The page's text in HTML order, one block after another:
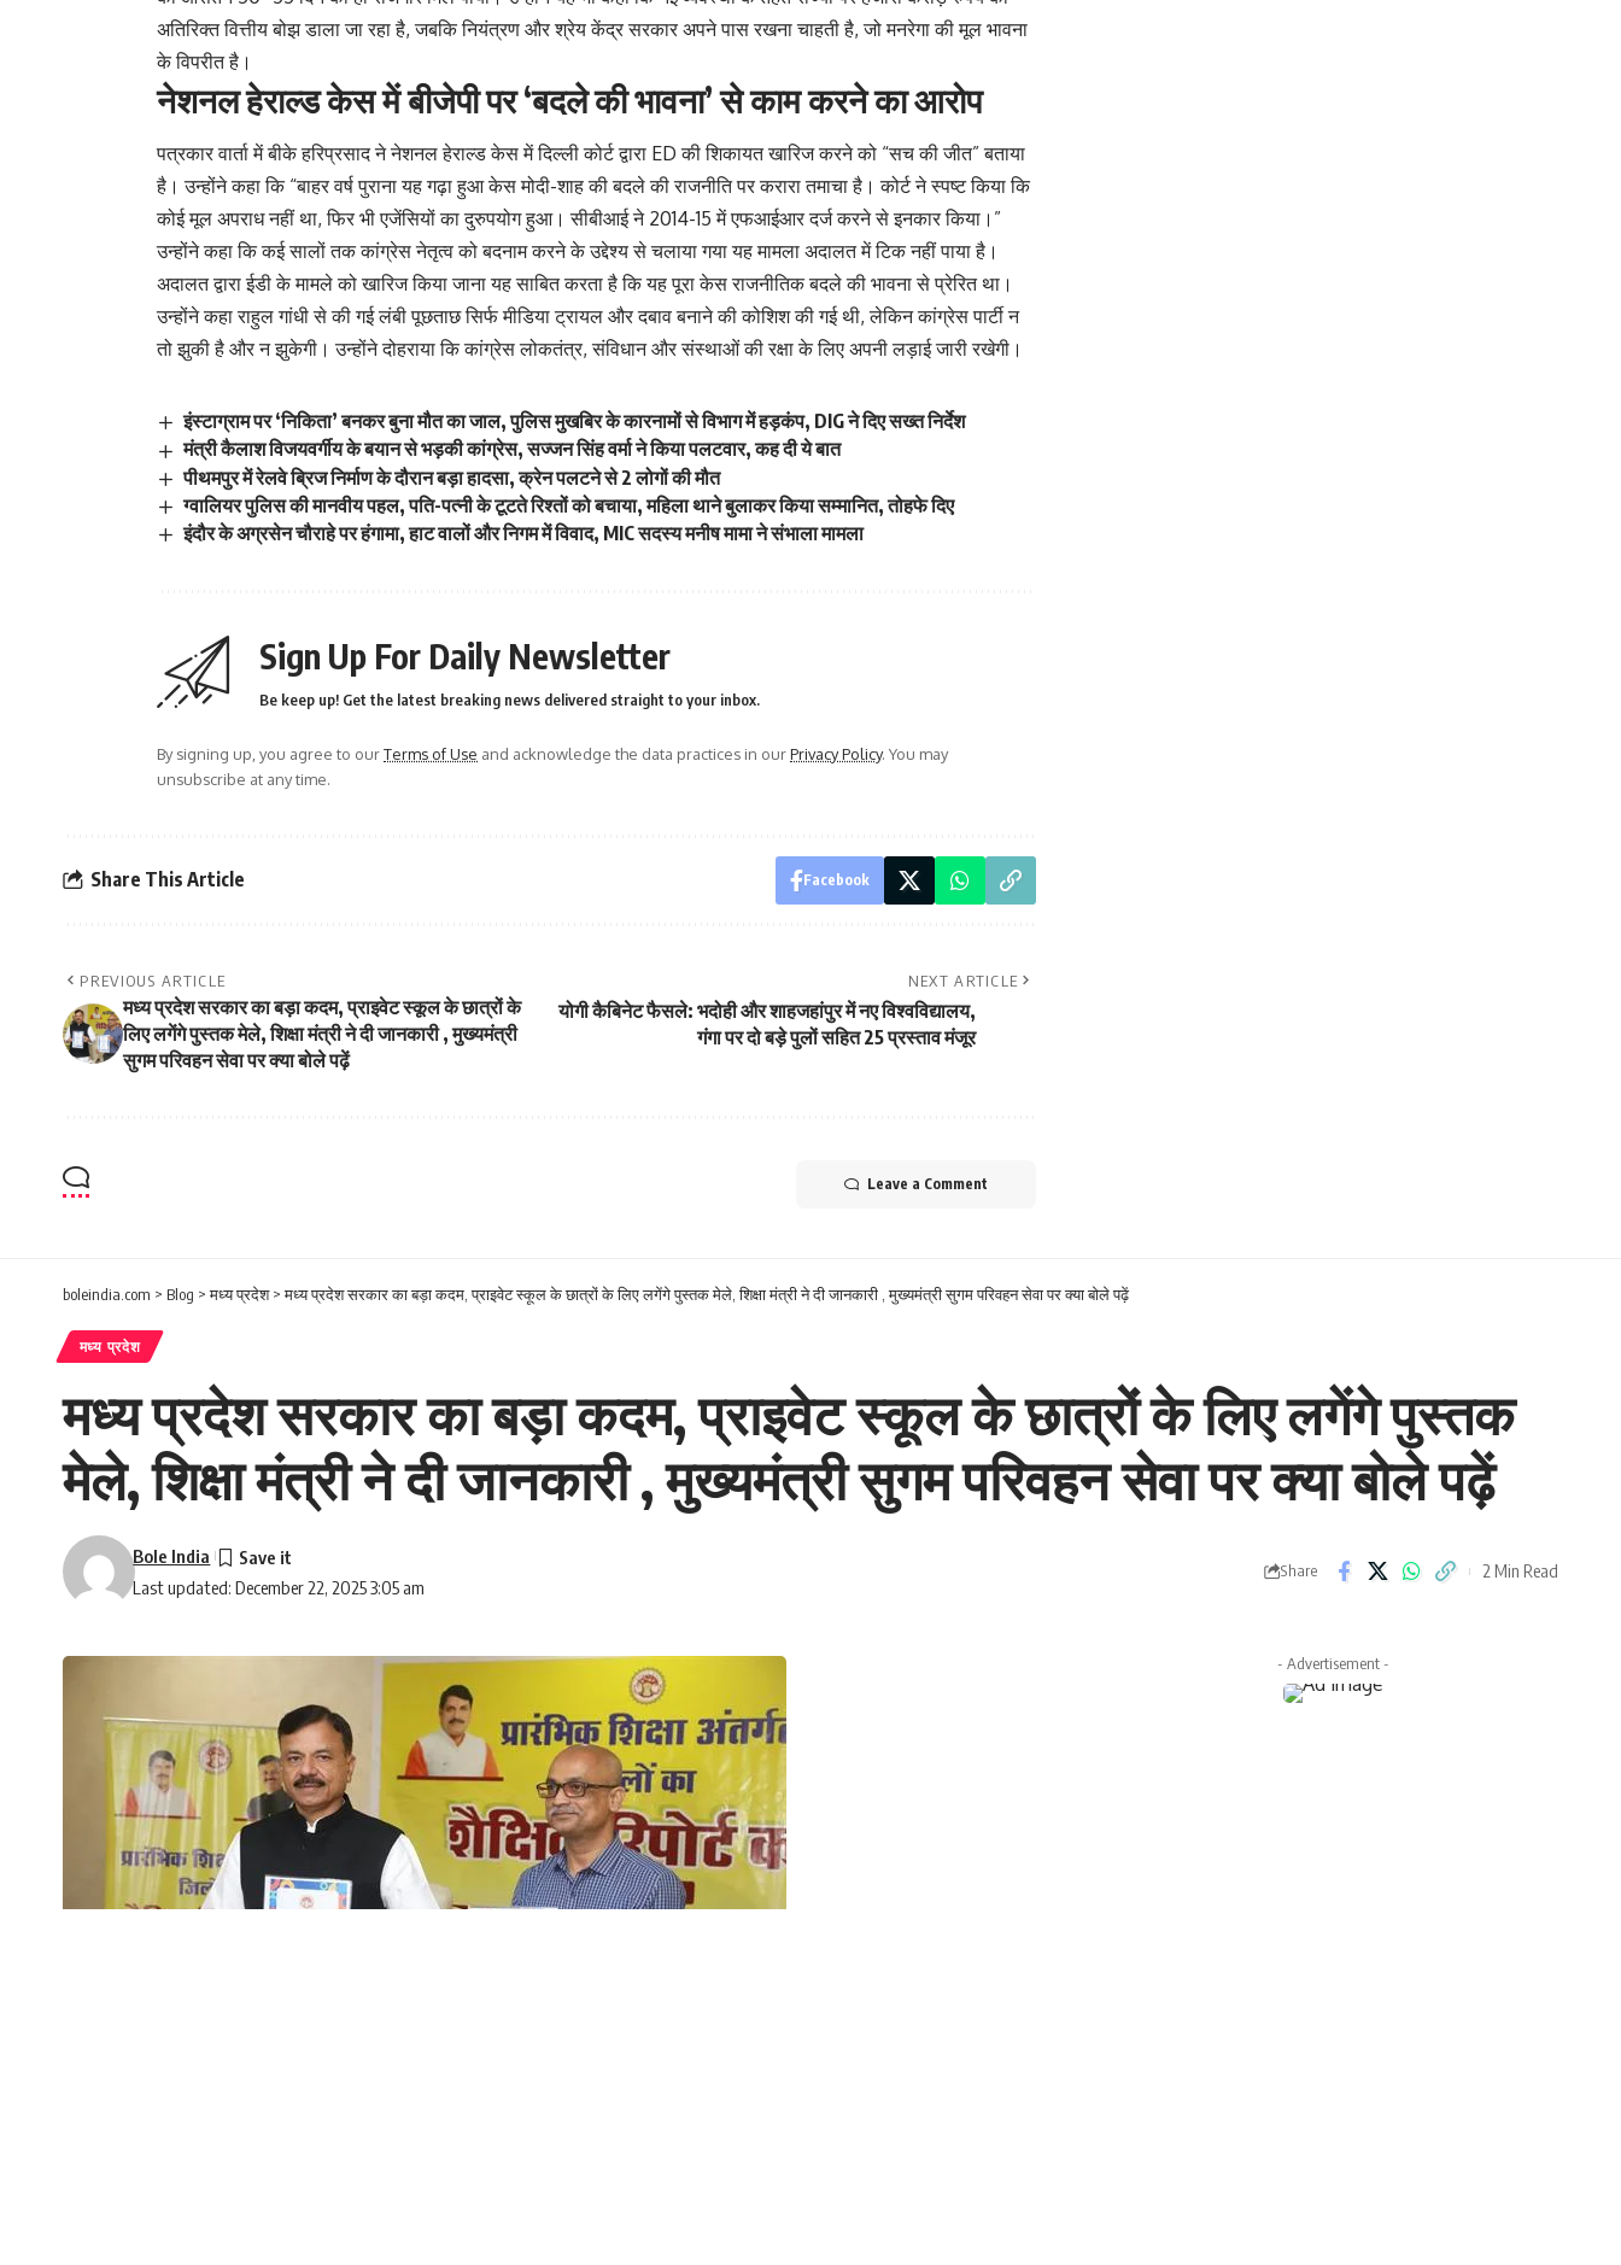
अतिरिक्त वित्तीय बोझ डाला जा रहा है, जबकि नियंत्रण और श्रेय केंद्र सरकार अपने पास रखना चाहती है, जो मनरेगा की मूल भावना
के विपरीत है।
नेशनल हेराल्ड केस में बीजेपी पर ‘बदले की भावना’ से काम करने का आरोप
पत्रकार वार्ता में बीके हरिप्रसाद ने नेशनल हेराल्ड केस में दिल्ली कोर्ट द्वारा ED की शिकायत खारिज करने को “सच की जीत” बताया
है। उन्होंने कहा कि “बाहर वर्ष पुराना यह गढ़ा हुआ केस मोदी-शाह की बदले की राजनीति पर करारा तमाचा है। कोर्ट ने स्पष्ट किया कि
कोई मूल अपराध नहीं था, फिर भी एजेंसियों का दुरुपयोग हुआ। सीबीआई ने 2014-15 में एफआईआर दर्ज करने से इनकार किया।”
उन्होंने कहा कि कई सालों तक कांग्रेस नेतृत्व को बदनाम करने के उद्देश्य से चलाया गया यह मामला अदालत में टिक नहीं पाया है।
अदालत द्वारा ईडी के मामले को खारिज किया जाना यह साबित करता है कि यह पूरा केस राजनीतिक बदले की भावना से प्रेरित था।
उन्होंने कहा राहुल गांधी से की गई लंबी पूछताछ सिर्फ मीडिया ट्रायल और दबाव बनाने की कोशिश की गई थी, लेकिन कांग्रेस पार्टी न
तो झुकी है और न झुकेगी। उन्होंने दोहराया कि कांग्रेस लोकतंत्र, संविधान और संस्थाओं की रक्षा के लिए अपनी लड़ाई जारी रखेगी।
इंस्टाग्राम पर ‘निकिता’ बनकर बुना मौत का जाल, पुलिस मुखबिर के कारनामों से विभाग में हड़कंप, DIG ने दिए सख्त निर्देश
मंत्री कैलाश विजयवर्गीय के बयान से भड़की कांग्रेस, सज्जन सिंह वर्मा ने किया पलटवार, कह दी ये बात
पीथमपुर में रेलवे ब्रिज निर्माण के दौरान बड़ा हादसा, क्रेन पलटने से 2 लोगों की मौत
ग्वालियर पुलिस की मानवीय पहल, पति-पत्नी के टूटते रिश्तों को बचाया, महिला थाने बुलाकर किया सम्मानित, तोहफे दिए
इंदौर के अग्रसेन चौराहे पर हंगामा, हाट वालों और निगम में विवाद, MIC सदस्य मनीष मामा ने संभाला मामला
Sign Up For Daily Newsletter
Be keep up! Get the latest breaking news delivered straight to your inbox.
By signing up, you agree to ourTerms of Use and acknowledge the data practices in ourPrivacy Policy. You may
unsubscribe at any time.
Share This Article Facebook
PREVIOUS ARTICLE
मध्य प्रदेश सरकार का बड़ा कदम, प्राइवेट स्कूल के छात्रों के
लिए लगेंगे पुस्तक मेले, शिक्षा मंत्री ने दी जानकारी , मुख्यमंत्री
सुगम परिवहन सेवा पर क्या बोले पढ़ें
NEXT ARTICLE
योगी कैबिनेट फैसले: भदोही और शाहजहांपुर में नए विश्वविद्यालय,
गंगा पर दो बड़े पुलों सहित 25 प्रस्ताव मंजूर
Leave a Comment
boleindia.com > Blog >मध्य प्रदेश>मध्य प्रदेश सरकार का बड़ा कदम, प्राइवेट स्कूल के छात्रों के लिए लगेंगे पुस्तक मेले, शिक्षा मंत्री ने दी जानकारी , मुख्यमंत्री सुगम परिवहन सेवा पर क्या बोले पढ़ें
मध्य प्रदेश
मध्य प्रदेश सरकार का बड़ा कदम, प्राइवेट स्कूल के छात्रों के लिए लगेंगे पुस्तक
मेले, शिक्षा मंत्री ने दी जानकारी , मुख्यमंत्री सुगम परिवहन सेवा पर क्या बोले पढ़ें
Last updated: December 22, 2025 3:05 am
Bole India
Share 2 Min Read
- Advertisement -